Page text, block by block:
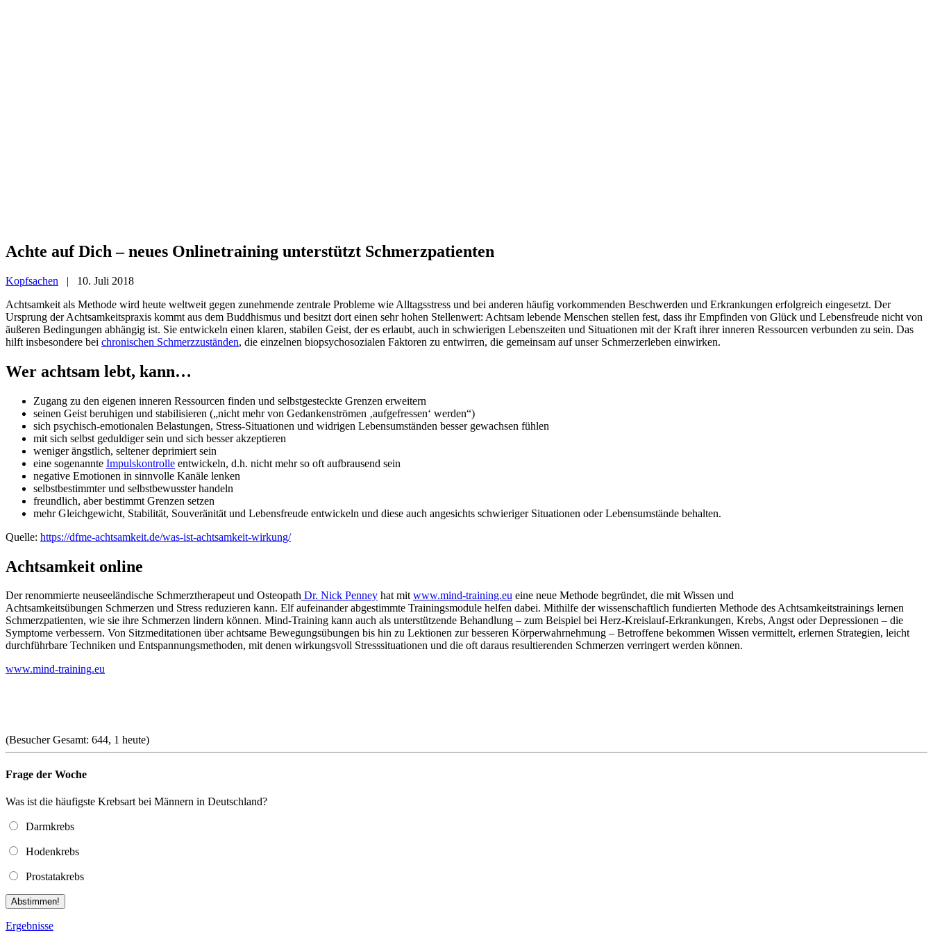
Achte auf Dich – neues Onlinetraining unterstützt Schmerzpatienten
Kopfsachen | 10. Juli 2018
Achtsamkeit als Methode wird heute weltweit gegen zunehmende zentrale Probleme wie Alltagsstress und bei anderen häufig vorkommenden Beschwerden und Erkrankungen erfolgreich eingesetzt. Der
Ursprung der Achtsamkeitspraxis kommt aus dem Buddhismus und besitzt dort einen sehr hohen Stellenwert: Achtsam lebende Menschen stellen fest, dass ihr Empfinden von Glück und Lebensfreude nicht von
äußeren Bedingungen abhängig ist. Sie entwickeln einen klaren, stabilen Geist, der es erlaubt, auch in schwierigen Lebenszeiten und Situationen mit der Kraft ihrer inneren Ressourcen verbunden zu sein. Das
hilft insbesondere bei chronischen Schmerzzuständen, die einzelnen biopsychosozialen Faktoren zu entwirren, die gemeinsam auf unser Schmerzerleben einwirken.
Wer achtsam lebt, kann…
Zugang zu den eigenen inneren Ressourcen finden und selbstgesteckte Grenzen erweitern
seinen Geist beruhigen und stabilisieren („nicht mehr von Gedankenströmen ‚aufgefressen‘ werden“)
sich psychisch-emotionalen Belastungen, Stress-Situationen und widrigen Lebensumständen besser gewachsen fühlen
mit sich selbst geduldiger sein und sich besser akzeptieren
weniger ängstlich, seltener deprimiert sein
eine sogenannte Impulskontrolle entwickeln, d.h. nicht mehr so oft aufbrausend sein
negative Emotionen in sinnvolle Kanäle lenken
selbstbestimmter und selbstbewusster handeln
freundlich, aber bestimmt Grenzen setzen
mehr Gleichgewicht, Stabilität, Souveränität und Lebensfreude entwickeln und diese auch angesichts schwieriger Situationen oder Lebensumstände behalten.
Quelle: https://dfme-achtsamkeit.de/was-ist-achtsamkeit-wirkung/
Achtsamkeit online
Der renommierte neuseeländische Schmerztherapeut und Osteopath Dr. Nick Penney hat mitwww.mind-training.eu eine neue Methode begründet, die mit Wissen und
Achtsamkeitsübungen Schmerzen und Stress reduzieren kann. Elf aufeinander abgestimmte Trainingsmodule helfen dabei. Mithilfe der wissenschaftlich fundierten Methode des Achtsamkeitstrainings lernen
Schmerzpatienten, wie sie ihre Schmerzen lindern können. Mind-Training kann auch als unterstützende Behandlung – zum Beispiel bei Herz-Kreislauf-Erkrankungen, Krebs, Angst oder Depressionen – die
Symptome verbessern. Von Sitzmeditationen über achtsame Bewegungsübungen bis hin zu Lektionen zur besseren Körperwahrnehmung – Betroffene bekommen Wissen vermittelt, erlernen Strategien, leicht
durchführbare Techniken und Entspannungsmethoden, mit denen wirkungsvoll Stresssituationen und die oft daraus resultierenden Schmerzen verringert werden können.
www.mind-training.eu
(Besucher Gesamt: 644, 1 heute)
Frage der Woche
Was ist die häufigste Krebsart bei Männern in Deutschland?
Darmkrebs
Hodenkrebs
Prostatakrebs
Abstimmen!
Ergebnisse